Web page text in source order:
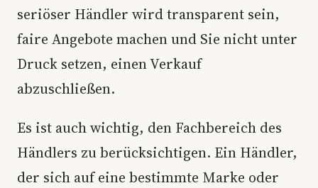
seriöser Händler wird transparent sein,
faire Angebote machen und Sie nicht unter
Druck setzen, einen Verkauf
abzuschließen.
Es ist auch wichtig, den Fachbereich des
Händlers zu berücksichtigen. Ein Händler,
der sich auf eine bestimmte Marke oder